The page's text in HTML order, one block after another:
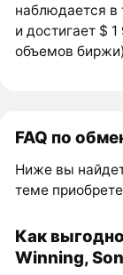
наблюдается в
и достигает $
объемов
FAQ по
Ниже вы
теме
Как
Winning,